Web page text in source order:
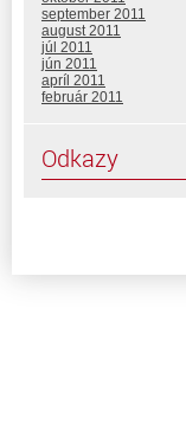
september 2011
august 2011
júl 2011
jún 2011
apríl 2011
február 2011
Odkazy